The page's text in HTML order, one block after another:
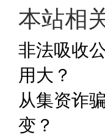
本站相
非法吸收
用大？
从集资诈
变？